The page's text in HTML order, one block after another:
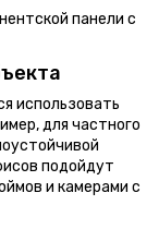
панели с
использовать
для частного
подойдут
и камерами с